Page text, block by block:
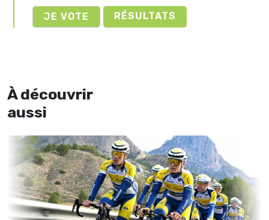
RÉSULTATS
À découvrir
aussi